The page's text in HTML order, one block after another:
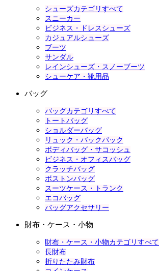
シューズカテゴリすべて
スニーカー
ビジネス・ドレスシューズ
カジュアルシューズ
ブーツ
サンダル
レインシューズ・スノーブーツ
シューケア・靴用品
バッグ
バッグカテゴリすべて
トートバッグ
ショルダーバッグ
リュック・バックパック
ボディバッグ・サコッシュ
ビジネス・オフィスバッグ
クラッチバッグ
ボストンバッグ
スーツケース・トランク
エコバッグ
バッグアクセサリー
財布・ケース・小物
財布・ケース・小物カテゴリすべて
長財布
折りたたみ財布